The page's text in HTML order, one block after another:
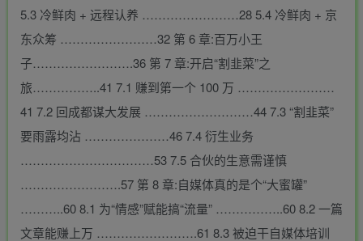
5.3 冷鲜肉 + 远程认养 ……………………28 5.4 冷鲜肉 + 京
东众筹 ……………………32 第 6 章:百万小王
子…………………….36 第 7 章:开启“割韭菜”之
旅……………..41 7.1 赚到第一个 100 万 ……………………
41 7.2 回成都谋大发展 ………………………44 7.3 “割韭菜”
要雨露均沾 …………………46 7.4 衍生业务
……………………………53 7.5 合伙的生意需谨慎
…………………….57 第 8 章:自媒体真的是个“大蜜罐”
………..60 8.1 为“情感”赋能搞“流量” ……………..60 8.2 一篇
文章能赚上万 …………………….61 8.3 被迫干自媒体培训